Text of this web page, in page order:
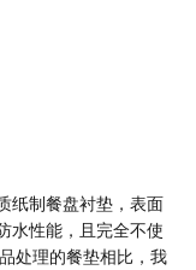
纸制餐盘衬垫，表面
水性能，且完全不使
处理的餐垫相比，我